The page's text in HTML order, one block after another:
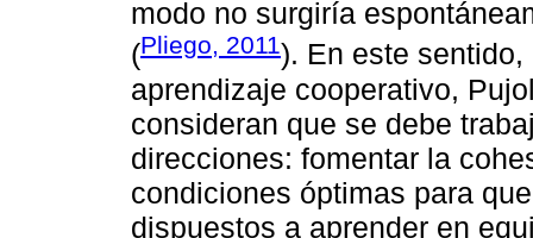
modo no surgiría
(Pliego, 2011). En este
aprendizaje cooperativo,
consideran que se debe
direcciones: fomentar la
condiciones óptimas para
dispuestos a aprender en